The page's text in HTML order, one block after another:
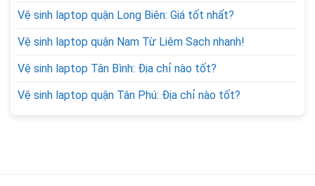
Vệ sinh laptop quận Long Biên: Giá tốt nhất?
Vệ sinh laptop quận Nam Từ Liêm Sạch nhanh!
Vệ sinh laptop Tân Bình: Địa chỉ nào tốt?
Vệ sinh laptop quận Tân Phú: Địa chỉ nào tốt?